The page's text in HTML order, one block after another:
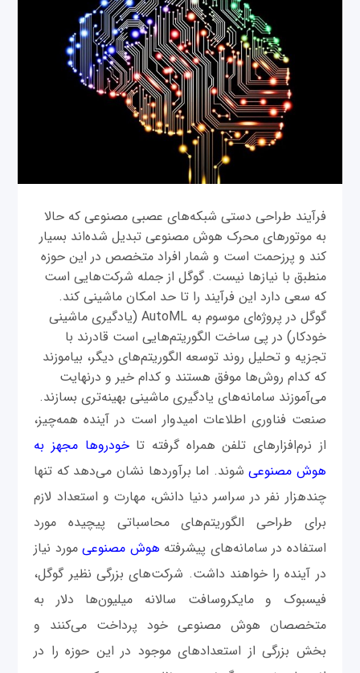
فرآیند طراحی دستی شبکه‌های عصبی مصنوعی که حالا
به موتورهای محرک هوش مصنوعی تبدیل شده‌اند بسیار
کند و پرزحمت است و شمار افراد متخصص در این حوزه
منطبق با نیازها نیست. گوگل از جمله شرکت‌‌هایی است
که سعی دارد این فرآیند را تا حد امکان ماشینی کند.
گوگل در پروژه‌ای موسوم به AutoML (یادگیری ماشینی
خودکار) در پی ساخت الگوریتم‌هایی است قادرند با
تجزیه و تحلیل روند توسعه الگوریتم‌های دیگر، بیاموزند
که کدام روش‌ها موفق هستند و کدام خیر و درنهایت
می‌آموزند سامانه‌های یادگیری ماشینی بهینه‌تری بسازند.
صنعت فناوری اطلاعات امیدوار است در آینده همه‌چیز،
از نرم‌افزارهای تلفن ‌همراه گرفته تاخودروها مجهز به
هوش مصنوعیشوند. اما برآوردها نشان می‌دهد که تنها
چندهزار نفر در سراسر دنیا دانش، مهارت و استعداد لازم
برای طراحی الگوریتم‌های محاسباتی پیچیده مورد
استفاده در سامانه‌های پیشرفته هوش‌ مصنوعیمورد نیاز
در آینده را خواهند داشت. شرکت‌های بزرگی نظیر گوگل،
فیسبوک و مایکروسافت سالانه میلیون‌ها دلار به
متخصصان هوش‌ مصنوعی خود پرداخت می‌کنند و
بخش بزرگی از استعدادهای موجود در این حوزه را در